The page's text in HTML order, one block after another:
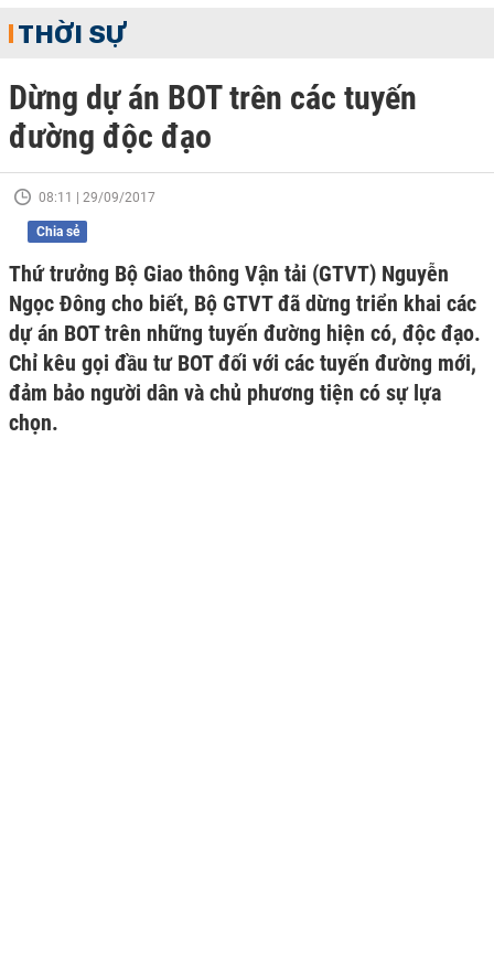
THỜI SỰ
Dừng dự án BOT trên các tuyến
đường độc đạo
08:11 | 29/09/2017
Chia sẻ
Thứ trưởng Bộ Giao thông Vận tải (GTVT) Nguyễn
Ngọc Đông cho biết, Bộ GTVT đã dừng triển khai các
dự án BOT trên những tuyến đường hiện có, độc đạo.
Chỉ kêu gọi đầu tư BOT đối với các tuyến đường mới,
đảm bảo người dân và chủ phương tiện có sự lựa
chọn.